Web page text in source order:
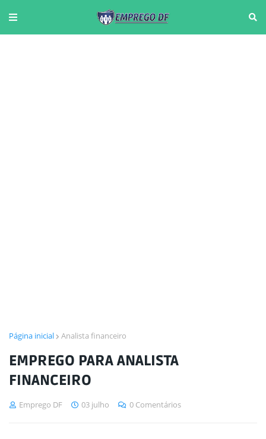
Página inicial Analista financeiro
EMPREGO PARA ANALISTA
FINANCEIRO
Emprego DF 03 julho 0 Comentários